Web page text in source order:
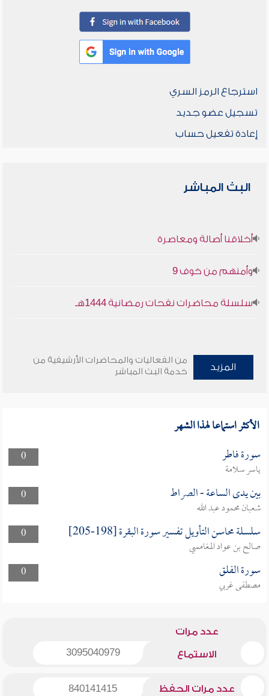
استرجاع الرمز السري
تسجيل عضو جديد
إعادة تفعيل حساب
البث المباشر
أخلاقنا أصالة ومعاصرة
وأمنهم من خوف 9
سلسلة محاضرات نفحات رمضانية 1444هـ
المزيد
من الفعاليات والمحاضرات الأرشيفية من
خدمة البث المباشر
الأكثر استماعا لهذا الشهر
0 سورة فاطر
ياسر سلامة
0
بين يدى الساعة - الصراط
شعبان محمود عبد الله
0
سلسلة محاسن التأويل تفسير سورة البقرة [198-205]
صالح بن عواد المغامسي
0
سورة الفلق
مصطفى غربي
عدد مرات
الاستماع 3095040979
عدد مرات الحفظ 840141415